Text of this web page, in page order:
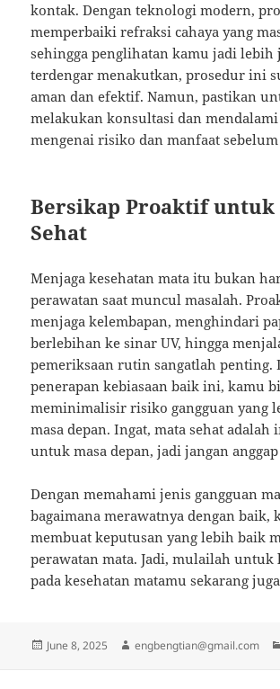
kontak. Dengan teknologi modern,
memperbaiki refraksi cahaya yang
sehingga penglihatan kamu jadi lebih
terdengar menakutkan, prosedur ini
aman dan efektif. Namun, pastikan
melakukan konsultasi dan
mengenai risiko dan manfaat
Bersikap Proaktif untuk
Sehat
Menjaga kesehatan mata itu bukan
perawatan saat muncul masalah.
menjaga kelembapan, menghindari
berlebihan ke sinar UV, hingga
pemeriksaan rutin sangatlah penting.
penerapan kebiasaan baik ini, kamu
meminimalisir risiko gangguan yang
masa depan. Ingat, mata sehat adalah
untuk masa depan, jadi jangan
Dengan memahami jenis gangguan
bagaimana merawatnya dengan baik,
membuat keputusan yang lebih baik
perawatan mata. Jadi, mulailah
pada kesehatan matamu sekarang
Posted
June 8, 2025 Author
engbengtian@gmail.com